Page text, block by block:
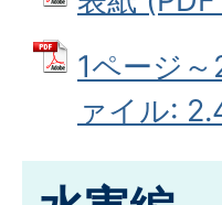
1ページ
ァイル: